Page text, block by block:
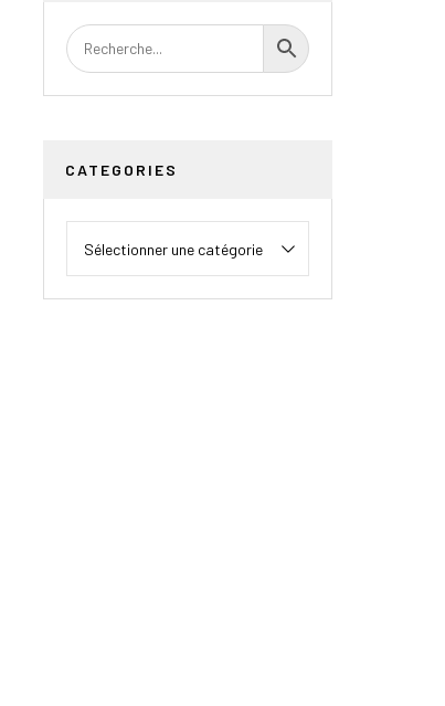
CATEGORIES